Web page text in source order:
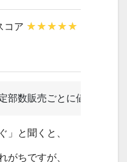
コア
部数販売ごとに値上げい
」と聞くと、
がちですが、